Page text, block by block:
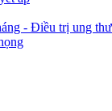
- Điều trị ung thư